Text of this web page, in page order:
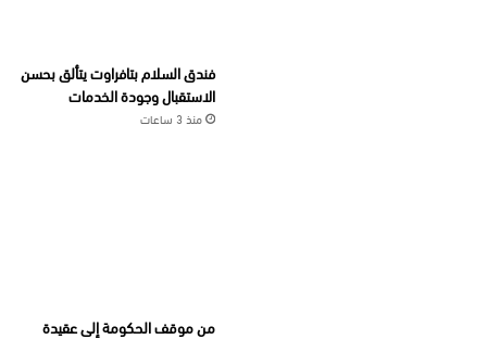
فندق السلام بتافراوت يتألق بحسن
الاستقبال وجودة الخدمات
منذ 3 ساعات
من موقف الحكومة إلى عقيدة